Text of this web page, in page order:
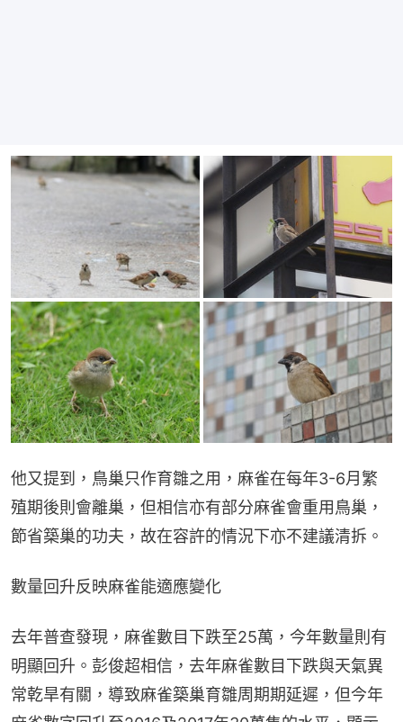
他又提到，鳥巢只作育雛之用，麻雀在每年3-6月繁
殖期後則會離巢，但相信亦有部分麻雀會重用鳥巢，
節省築巢的功夫，故在容許的情況下亦不建議清拆。
數量回升反映麻雀能適應變化
去年普查發現，麻雀數目下跌至25萬，今年數量則有
明顯回升。彭俊超相信，去年麻雀數目下跌與天氣異
常乾旱有關，導致麻雀築巢育雛周期期延遲，但今年